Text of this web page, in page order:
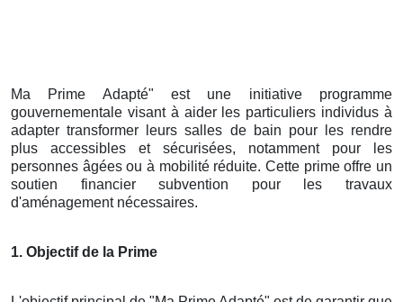
Ma Prime Adapté" est une initiative programme
gouvernementale visant à aider les particuliers individus à
adapter transformer leurs salles de bain pour les rendre
plus accessibles et sécurisées, notamment pour les
personnes âgées ou à mobilité réduite. Cette prime offre un
soutien financier subvention pour les travaux
d'aménagement nécessaires.
1. Objectif de la Prime